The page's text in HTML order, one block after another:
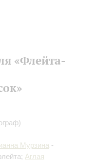
«Флейта-
Мурзина -
Аглая